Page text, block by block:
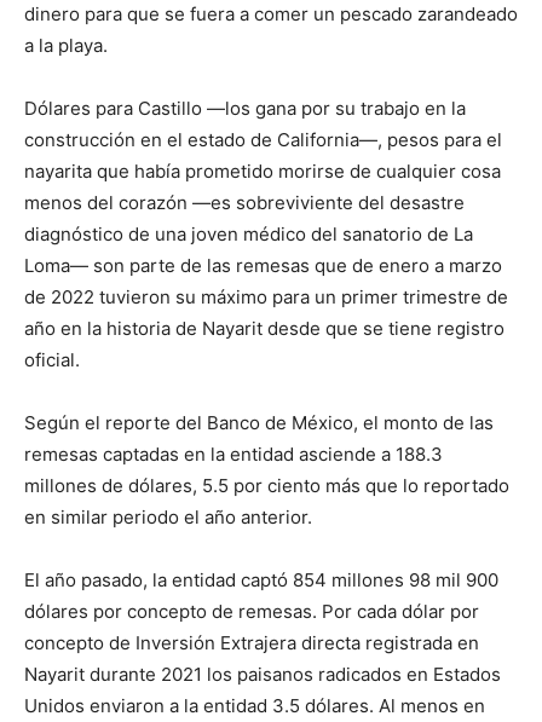
dinero para que se fuera a comer un pescado zarandeado
a la playa.
Dólares para Castillo —los gana por su trabajo en la
construcción en el estado de California—, pesos para el
nayarita que había prometido morirse de cualquier cosa
menos del corazón —es sobreviviente del desastre
diagnóstico de una joven médico del sanatorio de La
Loma— son parte de las remesas que de enero a marzo
de 2022 tuvieron su máximo para un primer trimestre de
año en la historia de Nayarit desde que se tiene registro
oficial.
Según el reporte del Banco de México, el monto de las
remesas captadas en la entidad asciende a 188.3
millones de dólares, 5.5 por ciento más que lo reportado
en similar periodo el año anterior.
El año pasado, la entidad captó 854 millones 98 mil 900
dólares por concepto de remesas. Por cada dólar por
concepto de Inversión Extrajera directa registrada en
Nayarit durante 2021 los paisanos radicados en Estados
Unidos enviaron a la entidad 3.5 dólares. Al menos en